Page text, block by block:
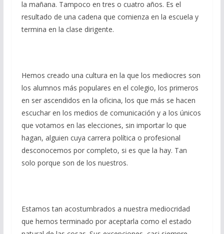
la mañana. Tampoco en tres o cuatro años. Es el
resultado de una cadena que comienza en la escuela y
termina en la clase dirigente.
Hemos creado una cultura en la que los mediocres son
los alumnos más populares en el colegio, los primeros
en ser ascendidos en la oficina, los que más se hacen
escuchar en los medios de comunicación y a los únicos
que votamos en las elecciones, sin importar lo que
hagan, alguien cuya carrera política o profesional
desconocemos por completo, si es que la hay. Tan
solo porque son de los nuestros.
Estamos tan acostumbrados a nuestra mediocridad
que hemos terminado por aceptarla como el estado